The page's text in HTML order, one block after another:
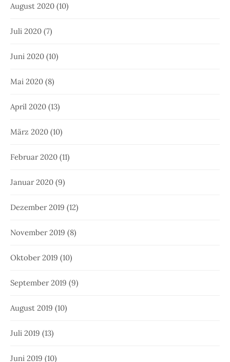
August 2020 (10)
Juli 2020 (7)
Juni 2020 (10)
Mai 2020 (8)
April 2020 (13)
März 2020 (10)
Februar 2020 (11)
Januar 2020 (9)
Dezember 2019 (12)
November 2019 (8)
Oktober 2019 (10)
September 2019 (9)
August 2019 (10)
Juli 2019 (13)
Juni 2019 (10)